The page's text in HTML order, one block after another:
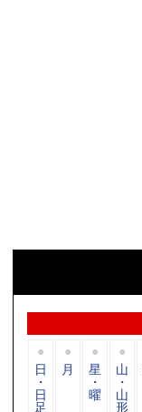
日
・
日
足
月 星
・
曜
山
・
山
形